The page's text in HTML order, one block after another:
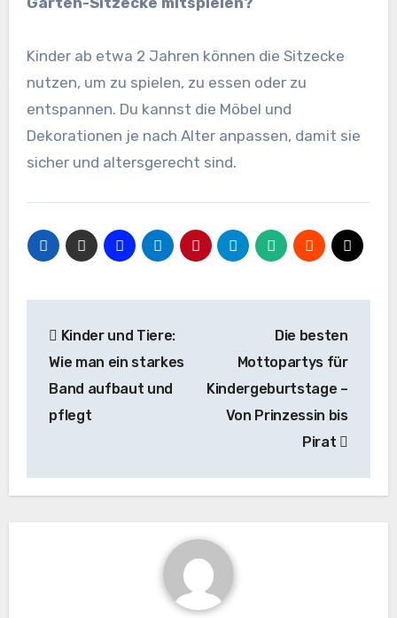
Kinder ab etwa 2 Jahren können die Sitzecke
nutzen, um zu spielen, zu essen oder zu
entspannen. Du kannst die Möbel und
Dekorationen je nach Alter anpassen, damit sie
sicher und altersgerecht sind.
Kinder und Tiere:
Wie man ein starkes
Band aufbaut und
pflegt
Die besten
Mottopartys für
Kindergeburtstage –
Von Prinzessin bis
Pirat